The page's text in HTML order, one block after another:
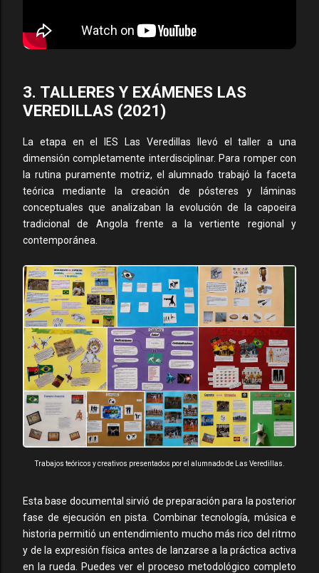
3. TALLERES Y EXÁMENES LAS
VEREDILLAS (2021)
La etapa en el IES Las Veredillas llevó el taller a una
dimensión completamente interdisciplinar. Para romper con
la rutina puramente motriz, el alumnado trabajó la faceta
teórica mediante la creación de pósteres y láminas
conceptuales que analizaban la evolución de la capoeira
tradicional de Angola frente a la vertiente regional y
contemporánea.
Trabajos teóricos y creativos presentados por el alumnado de Las Veredillas.
Esta base documental sirvió de preparación para la posterior
fase de ejecución en pista. Combinar tecnología, música e
historia permitió un entendimiento mucho más rico del ritmo
y de la expresión física antes de lanzarse a la práctica activa
en la rueda. Puedes ver el proceso metodológico completo